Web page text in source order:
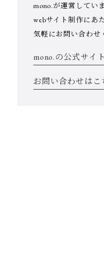
mono.が運営していま
webサイト制作にあ
気軽にお問い合わせ
mono.の公式サイ
お問い合わせはこ